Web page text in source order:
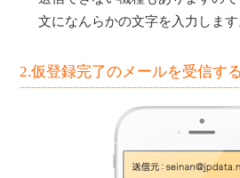
文になんらかの文字を入力します
2.仮登録完了のメールを受信する